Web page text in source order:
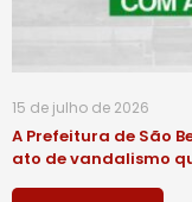
15 de julho de 2026
A Prefeitura de São
ato de vandalismo